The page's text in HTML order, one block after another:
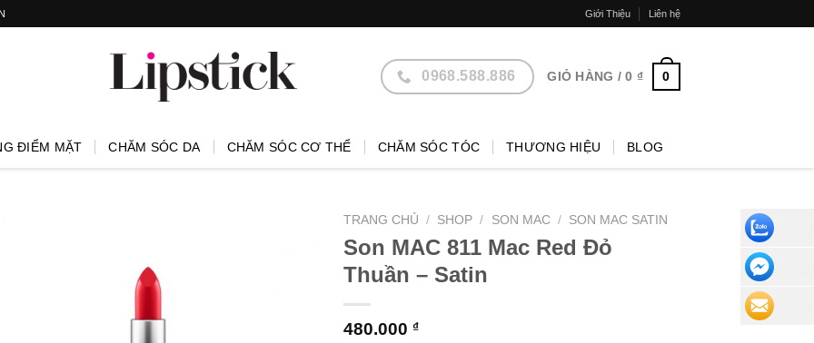
Giới Thiệu Liên hệ
0968.588.886 GIỎ HÀNG /0 ₫ 0
ĐIỂM MẶT CHĂM SÓC DA CHĂM SÓC CƠ THỂ CHĂM SÓC TÓC THƯƠNG HIỆU BLOG
TRANG CHỦ / SHOP / SON MAC / SON MAC SATIN
Son MAC 811 Mac Red Đỏ
Thuần – Satin
480.000₫